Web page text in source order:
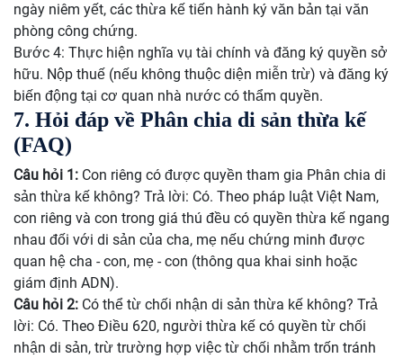
ngày niêm yết, các thừa kế tiến hành ký văn bản tại văn
phòng công chứng.
Bước 4: Thực hiện nghĩa vụ tài chính và đăng ký quyền sở
hữu. Nộp thuế (nếu không thuộc diện miễn trừ) và đăng ký
biến động tại cơ quan nhà nước có thẩm quyền.
7. Hỏi đáp về Phân chia di sản thừa kế
(FAQ)
Câu hỏi 1: Con riêng có được quyền tham gia Phân chia di
sản thừa kế không? Trả lời: Có. Theo pháp luật Việt Nam,
con riêng và con trong giá thú đều có quyền thừa kế ngang
nhau đối với di sản của cha, mẹ nếu chứng minh được
quan hệ cha - con, mẹ - con (thông qua khai sinh hoặc
giám định ADN).
Câu hỏi 2: Có thể từ chối nhận di sản thừa kế không? Trả
lời: Có. Theo Điều 620, người thừa kế có quyền từ chối
nhận di sản, trừ trường hợp việc từ chối nhằm trốn tránh